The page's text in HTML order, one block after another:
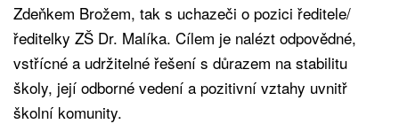
Zdeňkem Brožem, tak s uchazeči o pozici ředitele/
ředitelky ZŠ Dr. Malíka. Cílem je nalézt odpovědné,
vstřícné a udržitelné řešení s důrazem na stabilitu
školy, její odborné vedení a pozitivní vztahy uvnitř
školní komunity.